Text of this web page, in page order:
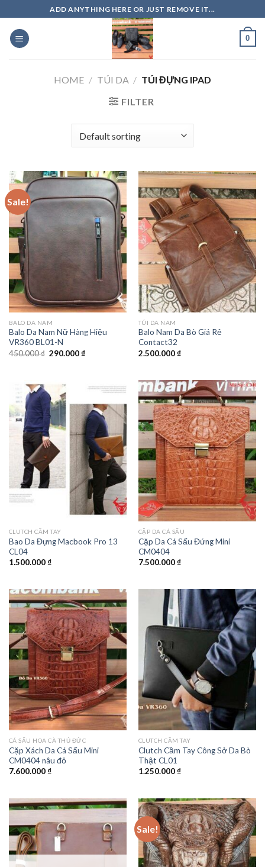
to
content
ADD ANYTHING HERE OR JUST REMOVE IT...
0
HOME / TÚI DA / TÚI ĐỰNG IPAD
FILTER
Sale!
BALO DA NAM
Balo Da Nam Nữ Hàng Hiệu
VR360 BL01-N
450.000₫ 290.000₫
TÚI DA NAM
Balo Nam Da Bò Giá Rẻ
Contact32
2.500.000₫
CLUTCH CẦM TAY
Bao Da Đựng Macbook Pro 13
CL04
1.500.000₫
CẶP DA CÁ SẤU
Cặp Da Cá Sấu Đứng Mini
CM0404
7.500.000₫
CÁ SẤU HOA CÀ THỦ ĐỨC
Cặp Xách Da Cá Sấu Mini
CM0404 nâu đỏ
7.600.000₫
CLUTCH CẦM TAY
Clutch Cầm Tay Công Sở Da Bò
Thật CL01
1.250.000₫
Sale!